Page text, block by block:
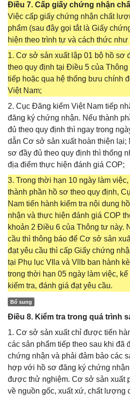
Điều 7. Cấp giấy chứng nhận
Việc cấp giấy chứng nhận chất
phẩm (sau đây gọi tắt là Giấy
hiện theo trình tự và cách thức như
1. Cơ sở sản xuất lập 01 bộ hồ sơ
theo quy định tại Điều 5 của
tiếp hoặc qua hệ thống bưu chính
Việt Nam;
2. Cục Đăng kiểm Việt Nam tiếp
đăng ký chứng nhận. Nếu thành
đủ theo quy định thì ngay trong
dẫn Cơ sở sản xuất hoàn thiện lại;
sơ đầy đủ theo quy định thì thống
địa điểm thực hiện đánh giá COP;
3. Trong thời hạn 10 ngày làm
thành phần hồ sơ theo quy định,
Nam tiến hành kiểm tra nội dung
nhận và thực hiện đánh giá COP
khoản 2 Điều 6 của Thông tư này.
cầu thì thông báo để Cơ sở sản
đạt yêu cầu thì cấp Giấy chứng
tại Phụ lục VIla và Vllb ban hành
trong thời hạn 05 ngày làm việc,
kiểm tra, đánh giá đạt yêu cầu.
Bổ sung
Điều 8. Kiểm tra trong quá trình
1. Cơ sở sản xuất chỉ được tiến
các sản phẩm tiếp theo sau khi đã
chứng nhận và phải đảm bảo các
hợp với hồ sơ đăng ký chứng
được thử nghiệm. Cơ sở sản xuất
về nguồn gốc, xuất xứ, chất lượng